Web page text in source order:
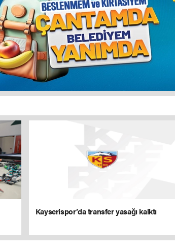
Kayserispor’da transfer yasağı kalktı